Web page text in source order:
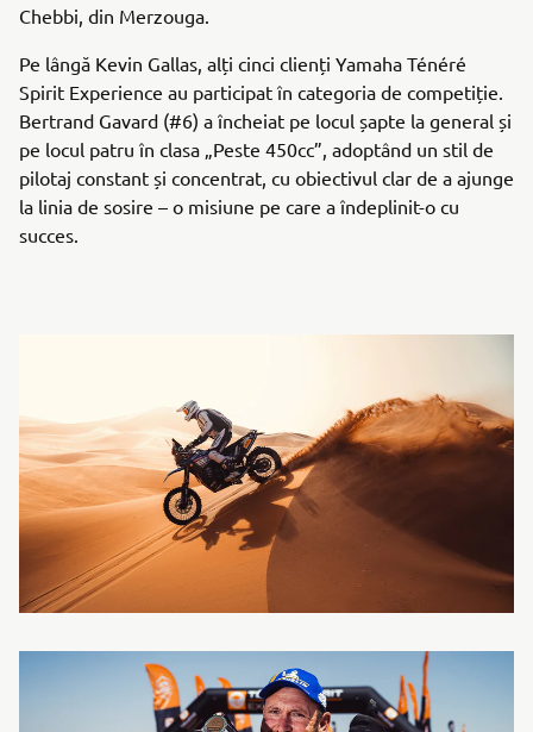
Chebbi, din Merzouga.
Pe lângă Kevin Gallas, alți cinci clienți Yamaha Ténéré
Spirit Experience au participat în categoria de competiție.
Bertrand Gavard (#6) a încheiat pe locul șapte la general și
pe locul patru în clasa „Peste 450cc”, adoptând un stil de
pilotaj constant și concentrat, cu obiectivul clar de a ajunge
la linia de sosire – o misiune pe care a îndeplinit-o cu
succes.